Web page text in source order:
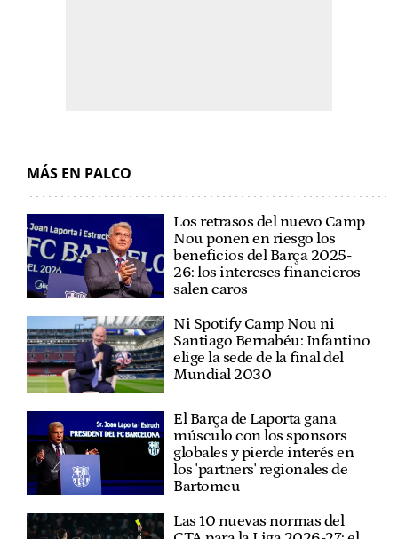
MÁS EN PALCO
Los retrasos del nuevo Camp
Nou ponen en riesgo los
beneficios del Barça 2025-
26: los intereses financieros
salen caros
Ni Spotify Camp Nou ni
Santiago Bernabéu: Infantino
elige la sede de la final del
Mundial 2030
El Barça de Laporta gana
músculo con los sponsors
globales y pierde interés en
los 'partners' regionales de
Bartomeu
Las 10 nuevas normas del